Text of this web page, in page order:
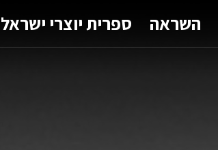
השראה ספרית יוצרי ישראל